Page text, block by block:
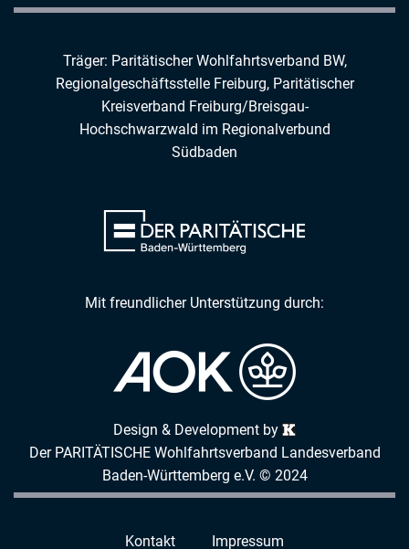
Träger: Paritätischer Wohlfahrtsverband BW,
Regionalgeschäftsstelle Freiburg, Paritätischer
Kreisverband Freiburg/Breisgau-
Hochschwarzwald im Regionalverbund
Südbaden
Mit freundlicher Unterstützung durch:
Design & Development by
Der PARITÄTISCHE Wohlfahrtsverband Landesverband
Baden-Württemberg e.V. © 2024
Kontakt Impressum